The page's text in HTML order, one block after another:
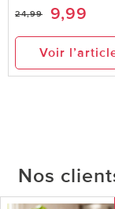
24,99 9,99
Voir
Nos